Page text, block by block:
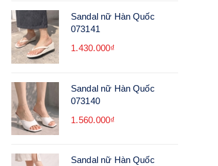
Sandal nữ Hàn Quốc
073141
1.430.000₫
Sandal nữ Hàn Quốc
073140
1.560.000₫
Sandal nữ Hàn Quốc